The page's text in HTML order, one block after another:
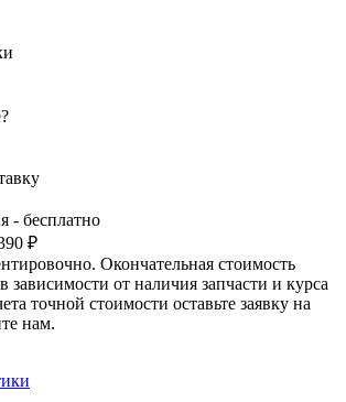
- бесплатно
₽
Окончательная стоимость
зависимости от наличия запчасти и курса
точной стоимости оставьте заявку на
нам.